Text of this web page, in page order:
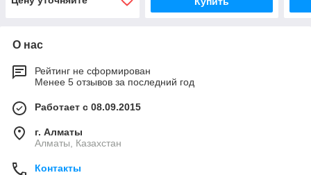
О нас
Рейтинг не сформирован
Менее 5 отзывов за последний год
Работает с 08.09.2015
г. Алматы
Алматы, Казахстан
Контакты